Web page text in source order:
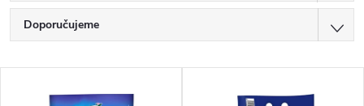
Ř
a
Doporučujeme